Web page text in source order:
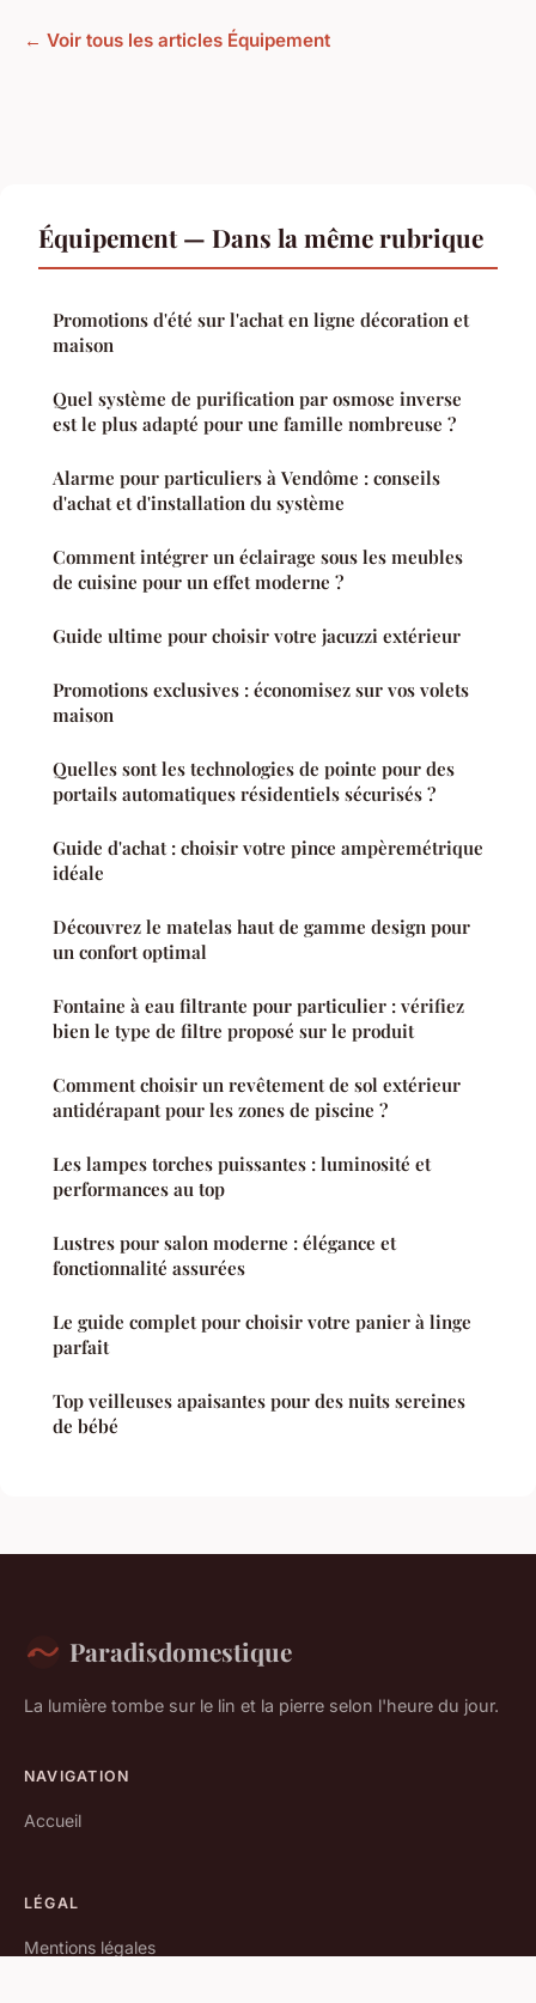
← Voir tous les articles Équipement
Équipement — Dans la même rubrique
Promotions d'été sur l'achat en ligne décoration et
maison
Quel système de purification par osmose inverse
est le plus adapté pour une famille nombreuse ?
Alarme pour particuliers à Vendôme : conseils
d'achat et d'installation du système
Comment intégrer un éclairage sous les meubles
de cuisine pour un effet moderne ?
Guide ultime pour choisir votre jacuzzi extérieur
Promotions exclusives : économisez sur vos volets
maison
Quelles sont les technologies de pointe pour des
portails automatiques résidentiels sécurisés ?
Guide d'achat : choisir votre pince ampèremétrique
idéale
Découvrez le matelas haut de gamme design pour
un confort optimal
Fontaine à eau filtrante pour particulier : vérifiez
bien le type de filtre proposé sur le produit
Comment choisir un revêtement de sol extérieur
antidérapant pour les zones de piscine ?
Les lampes torches puissantes : luminosité et
performances au top
Lustres pour salon moderne : élégance et
fonctionnalité assurées
Le guide complet pour choisir votre panier à linge
parfait
Top veilleuses apaisantes pour des nuits sereines
de bébé
Paradisdomestique
La lumière tombe sur le lin et la pierre selon l'heure du jour.
NAVIGATION
Accueil
LÉGAL
Mentions légales